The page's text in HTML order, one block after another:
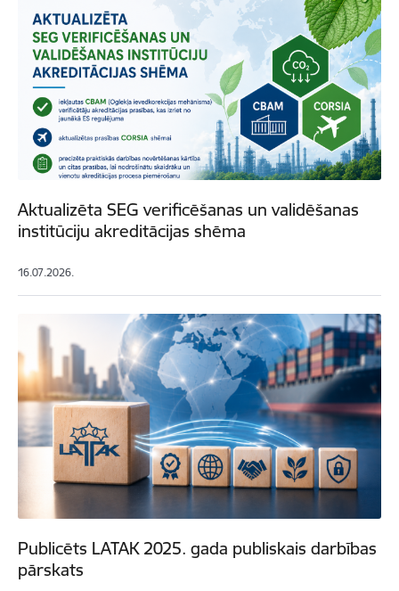
Aktualizēta SEG verificēšanas un validēšanas
institūciju akreditācijas shēma
16.07.2026.
Publicēts LATAK 2025. gada publiskais darbības
pārskats